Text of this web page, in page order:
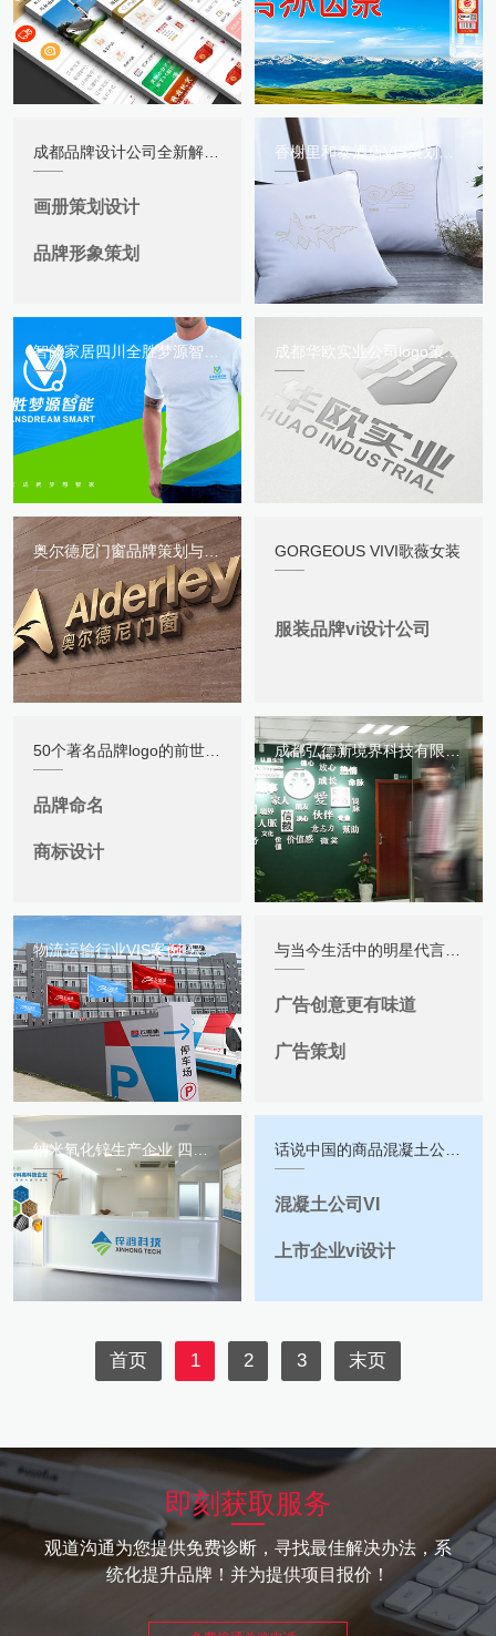
成都品牌设计公司全新解读最新品牌营销
画册策划设计
品牌形象策划
香榭里和泰酒店VIS策划与设计
智能家居四川全胜梦源智能科技有限公司品牌形象策划与设计 成都华欧实业公司logo策划与设计
奥尔德尼门窗品牌策划与广告宣传全套设计制作服务 GORGEOUS VIVI歌薇女装
服装品牌vi设计公司
50个著名品牌logo的前世今生让你了解品牌的发展趋势
品牌命名
商标设计
成都弘德新境界科技有限公司企业品牌策划、文化氛围设计与打造
物流运输行业VIS案例-云蜘蛛网仓品牌策划与VI设计 与当今生活中的明星代言的广告相比，这样的广告创意或许更能吸引人
广告创意更有味道
广告策划
纳米氧化锌生产企业 四川锌鸿科技有限公司形象包装设计案例 话说中国的商品混凝土公司的也可以尝试下VI设计
混凝土公司VI
上市企业vi设计
首页 1 2 3 末页
即刻获取服务
观道沟通为您提供免费诊断，寻找最佳解决办法，系
统化提升品牌！并为提供项目报价！